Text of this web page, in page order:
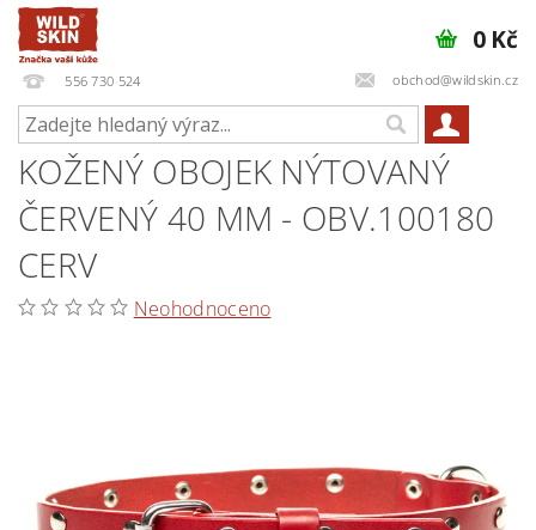
556 730 524 obchod@wildskin.cz
0 Kč
KOŽENÝ OBOJEK NÝTOVANÝ
ČERVENÝ 40 MM - OBV.100180
CERV
Neohodnoceno